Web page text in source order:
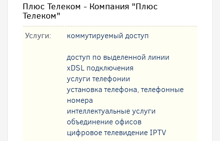
Плюс Телеком - Компания "Плюс
Телеком"
Услуги: коммутируемый доступ
доступ по выделенной линии
xDSL подключения
услуги телефонии
установка телефона, телефонные
номера
интеллектуальные услуги
oбъединение офисов
цифровое телевидение IPTV